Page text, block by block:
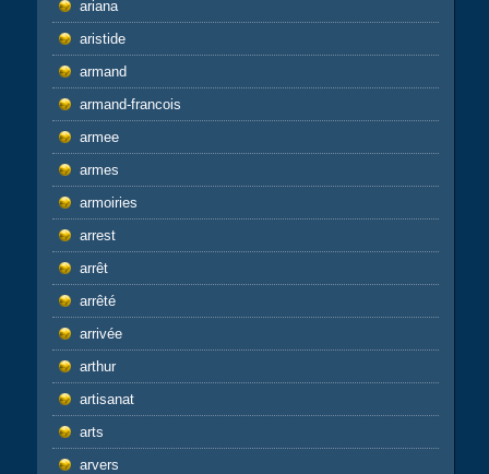
ariana
aristide
armand
armand-francois
armee
armes
armoiries
arrest
arrêt
arrêté
arrivée
arthur
artisanat
arts
arvers